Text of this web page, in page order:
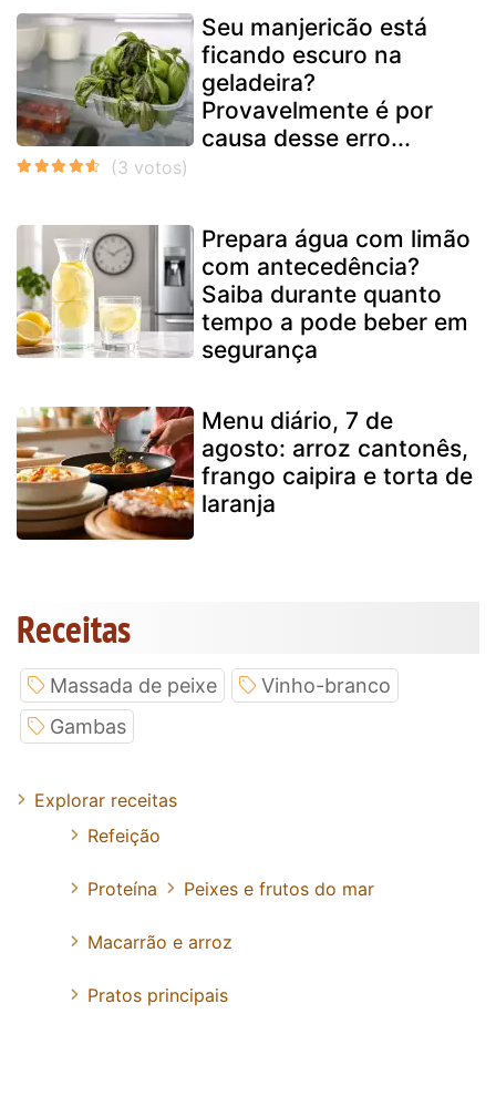
Seu manjericão está
ficando escuro na
geladeira?
Provavelmente é por
causa desse erro...
Prepara água com limão
com antecedência?
Saiba durante quanto
tempo a pode beber em
segurança
Menu diário, 7 de
agosto: arroz cantonês,
frango caipira e torta de
laranja
Receitas
Massada de peixe
Vinho-branco
Gambas
Explorar receitas
Refeição
Proteína Peixes e frutos do mar
Macarrão e arroz
Pratos principais